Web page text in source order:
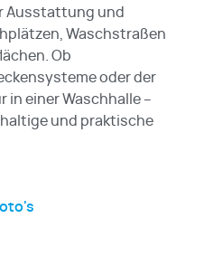
Ausstattung und
Waschstraßen
Ob
oder der
in einer Waschhalle –
und praktische